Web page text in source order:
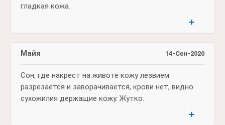
гладкая кожа.
➕
14-Сен-2020
Майя
Сон, где накрест на животе кожу лезвием
разрезается и заворачивается, крови нет, видно
сухожилия держащие кожу. Жутко.
➕